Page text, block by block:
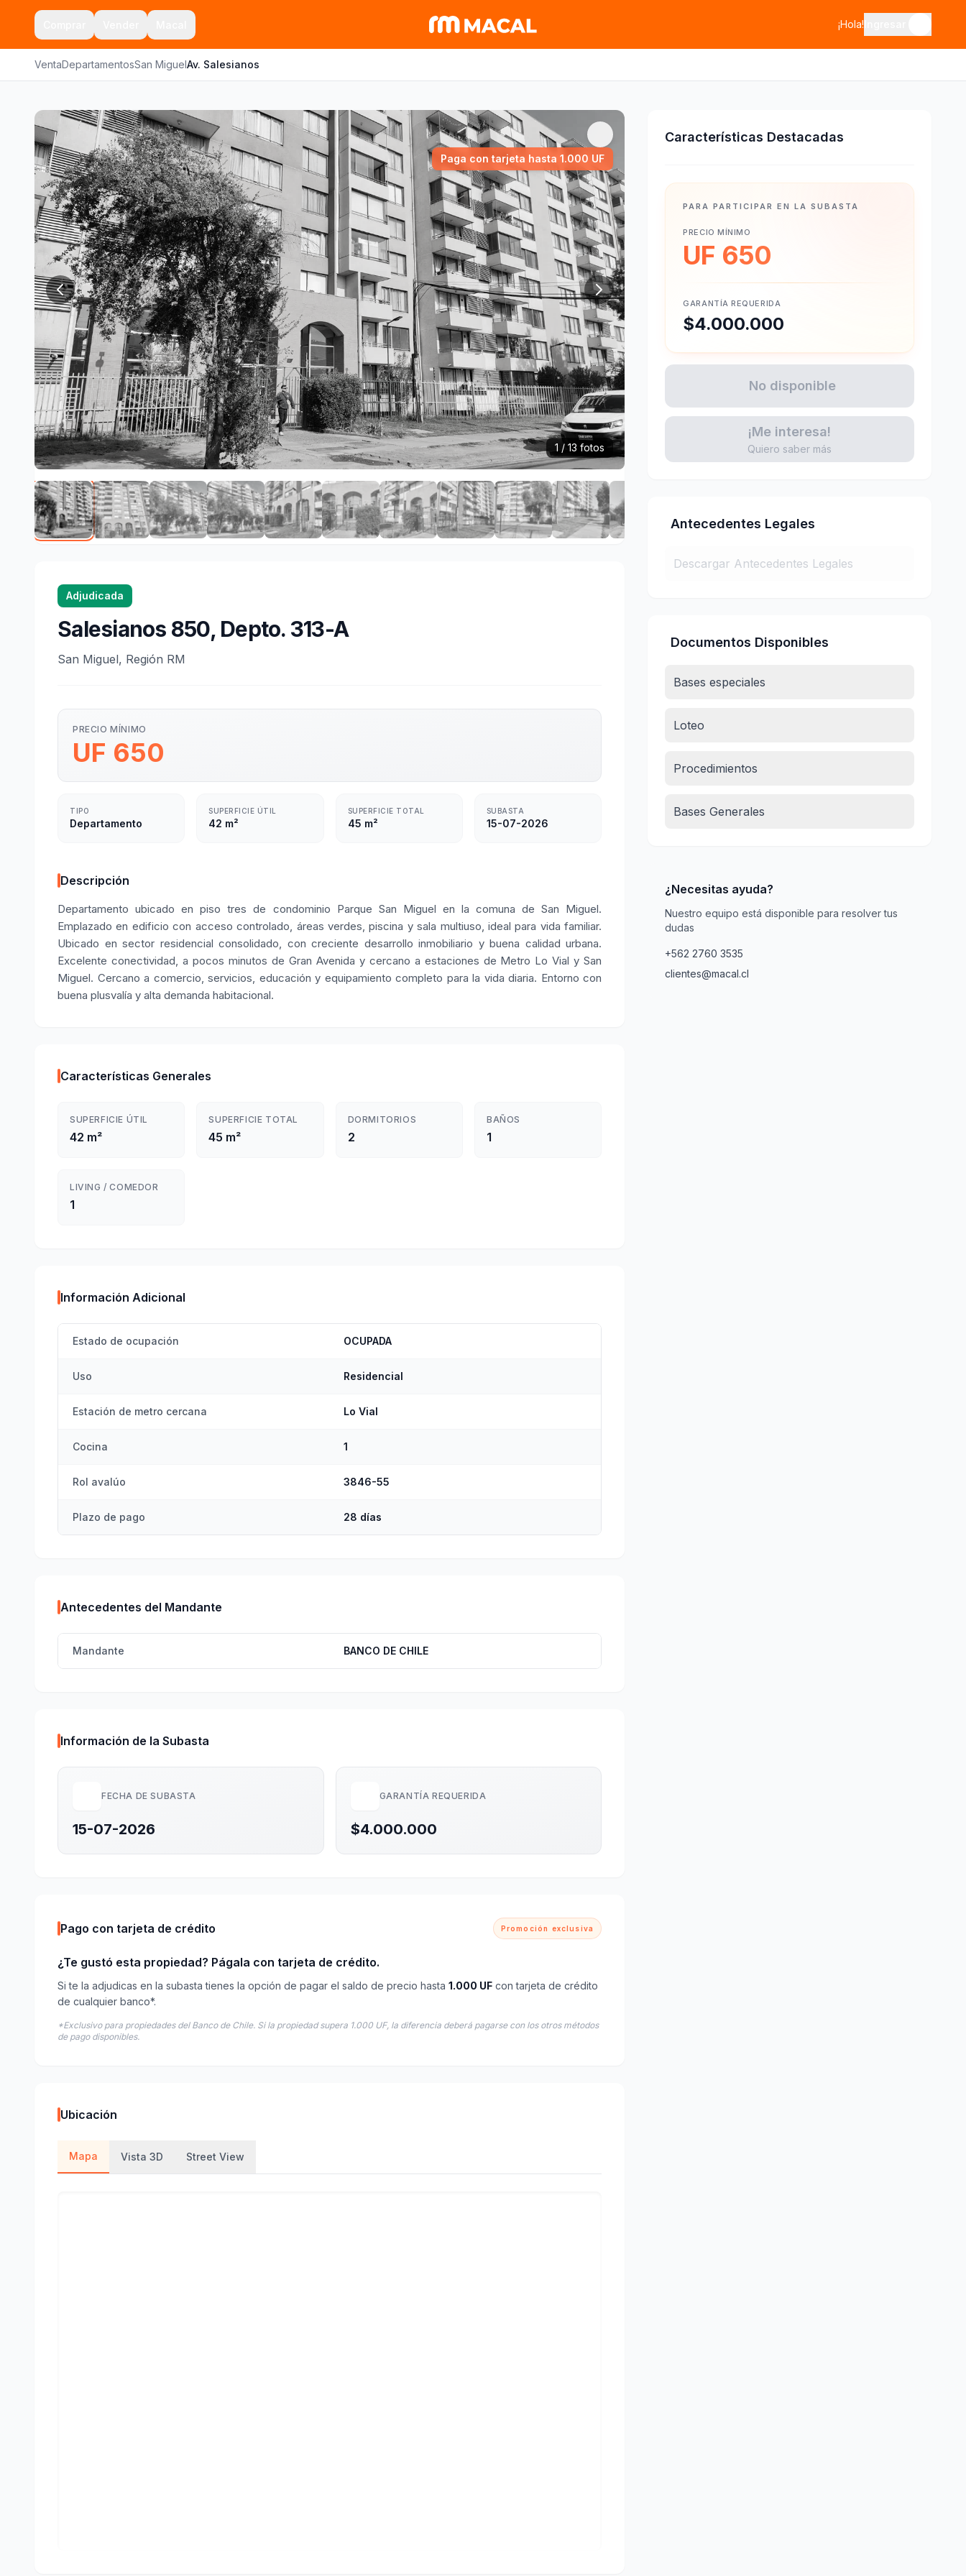
¡Hola!
VentaDepartamentosSan MiguelAv. Salesianos
1 / 13 fotos
Paga con tarjeta hasta 1.000 UF
Adjudicada
Salesianos 850, Depto. 313-A
San Miguel, Región RM
PRECIO MÍNIMO
UF 650
TIPO
Departamento
SUPERFICIE ÚTIL
42 m²
SUPERFICIE TOTAL
45 m²
SUBASTA
15-07-2026
Descripción
Departamento ubicado en piso tres de condominio Parque San Miguel en la comuna de San Miguel.
Emplazado en edificio con acceso controlado, áreas verdes, piscina y sala multiuso, ideal para vida familiar.
Ubicado en sector residencial consolidado, con creciente desarrollo inmobiliario y buena calidad urbana.
Excelente conectividad, a pocos minutos de Gran Avenida y cercano a estaciones de Metro Lo Vial y San
Miguel. Cercano a comercio, servicios, educación y equipamiento completo para la vida diaria. Entorno con
buena plusvalía y alta demanda habitacional.
Características Generales
SUPERFICIE ÚTIL
42 m²
SUPERFICIE TOTAL
45 m²
DORMITORIOS
2
BAÑOS
1
LIVING / COMEDOR
1
Información Adicional
Estado de ocupación OCUPADA
Uso Residencial
Estación de metro cercana Lo Vial
Cocina 1
Rol avalúo 3846-55
Plazo de pago 28 días
Antecedentes del Mandante
Mandante BANCO DE CHILE
Información de la Subasta
FECHA DE SUBASTA
15-07-2026
GARANTÍA REQUERIDA
$4.000.000
Pago con tarjeta de crédito Promoción exclusiva
¿Te gustó esta propiedad? Págala con tarjeta de crédito.
Si te la adjudicas en la subasta tienes la opción de pagar el saldo de precio hasta 1.000 UF con tarjeta de crédito
de cualquier banco*.
*Exclusivo para propiedades del Banco de Chile. Si la propiedad supera 1.000 UF, la diferencia deberá pagarse con los otros métodos
de pago disponibles.
Ubicación
Mapa Vista 3D Street View
Características Destacadas
PARA PARTICIPAR EN LA SUBASTA
PRECIO MÍNIMO
UF 650
GARANTÍA REQUERIDA
$4.000.000
No disponible
¡Me interesa!
Quiero saber más
Antecedentes Legales
Descargar Antecedentes Legales
Documentos Disponibles
Bases especiales
Loteo
Procedimientos
Bases Generales
¿Necesitas ayuda?
Nuestro equipo está disponible para resolver tus
dudas
+562 2760 3535
clientes@macal.cl